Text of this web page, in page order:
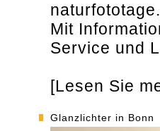
Mit
Service und
[Lesen Sie
Glanzlichter in Bonn